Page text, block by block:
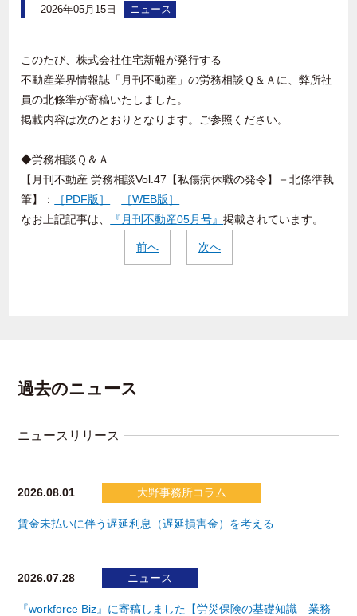
2026年05月15日 ニュース
このたび、株式会社住宅新報が発行する
不動産業界情報誌「月刊不動産」の労務相談Ｑ＆Ａに、弊所社
員の北條準が寄稿いたしました。
掲載内容は次のとおりとなります。ご参照ください。
◆労務相談Ｑ＆Ａ
【月刊不動産 労務相談Vol.47【私傷病休職の発令】
－北條準執
筆】：
［PDF版］ ［WEB版］
なお上記記事は、
『月刊不動産05月号』掲載されています。
前へ 次へ
過去のニュース
ニュースリリース
2026.08.01 大野事務所コラム
賃金未払いに伴う遅延利息（遅延損害金）を考える
2026.07.28 ニュース
『workforce Biz』に寄稿しました【労災保険の基礎知識―業務